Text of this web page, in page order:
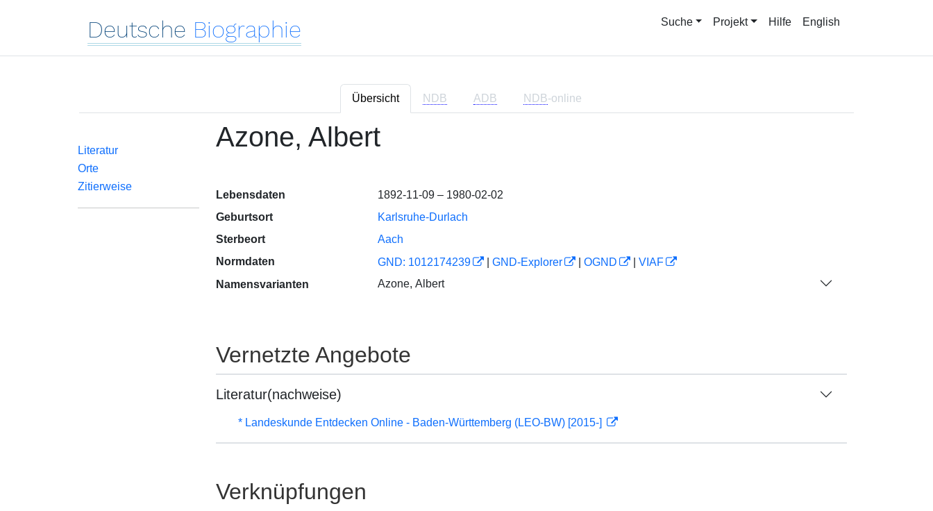
Deutsche Biographie Suche Projekt Hilfe English
Übersicht NDB ADB NDB-online
Literatur
Orte
Zitierweise
Azone, Albert
Lebensdaten
1892-11-09 – 1980-02-02
Geburtsort
Karlsruhe-Durlach
Sterbeort
Aach
Normdaten
GND: 1012174239 GND-Explorer OGND
VIAF
Namensvarianten
Azone, Albert
Vernetzte Angebote
Literatur(nachweise)
* Landeskunde Entdecken Online - Baden-Württemberg (LEO-BW) [2015-]
Verknüpfungen